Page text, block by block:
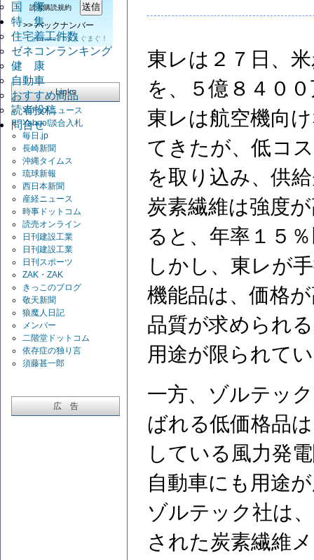
国 際
特 集
住宅着工件数
ゼネコンランキング
健 康
自動車
おすすめ商品
読者投稿
問合せ
読者購読規約
>>バックナンバー
powered byまぐまぐ！
Links
Yahoo!ニュース
Yahoo!談合入札
毎日.jp
長崎新聞
沖縄タイムス
琉球新報
西日本新聞
産経ニュース
時事ドットコム
読売オンライン
日刊建設工業
日刊建設工業
日刊スポーツ
ZAK・ZAK
きっこのブログ
敬天新聞
狼魔人日記
メンバー
二階堂ドットコム
依存症の独り言
須藤甚一郎
広 告
東レは２７日、
を、５億８４０
東レは航空機向
てきたが、低コ
を取り込み、供
炭素繊維は強度
ると、年率１５
しかし、東レが
機能品は、価格
品質が求められ
用途が限られて
一方、ゾルテッ
ばれる低価格品
している風力発
自動車にも用途
ゾルテック社は
された炭素繊維